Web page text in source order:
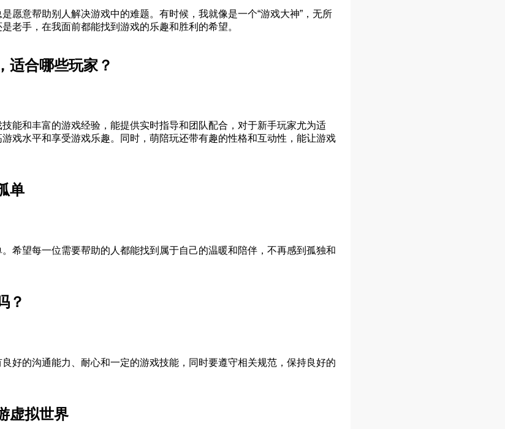
愿意帮助别人解决游戏中的难题。有时候，我就像是一个“游戏大神”，无所
老手，在我面前都能找到游戏的乐趣和胜利的希望。
适合哪些玩家？
能和丰富的游戏经验，能提供实时指导和团队配合，对于新手玩家尤为适
戏水平和享受游戏乐趣。同时，萌陪玩还带有趣的性格和互动性，能让游戏
单
希望每一位需要帮助的人都能找到属于自己的温暖和陪伴，不再感到孤独和
？
好的沟通能力、耐心和一定的游戏技能，同时要遵守相关规范，保持良好的
虚拟世界